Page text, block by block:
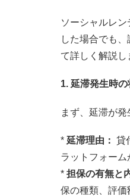
ソーシャルレ
した場合でも
て詳しく解説し
1. 延滞発生時
まず、延滞が
* 延滞理由： 貸
ラットフォーム
* 担保の有無と
保の種類、評価